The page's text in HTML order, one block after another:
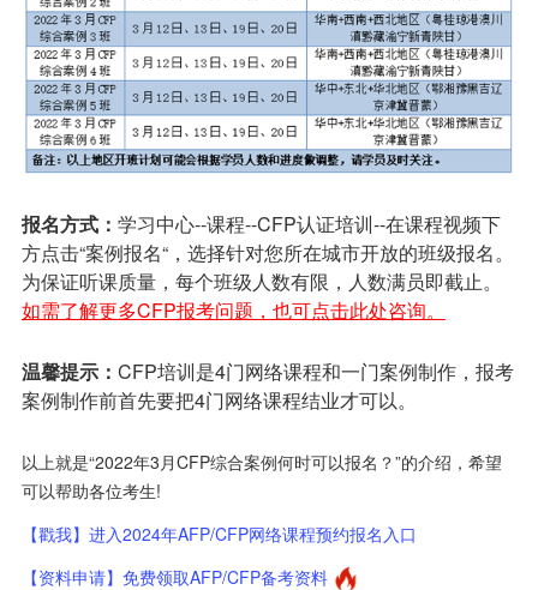
报名方式： 学习中心--课程--CFP认证培训--在课程视频下
方点击“案例报名“，选择针对您所在城市开放的班级报名。
为保证听课质量，每个班级人数有限，人数满员即截止。
如需了解更多CFP报考问题，也可点击此处咨询。
温馨提示： CFP培训是4门网络课程和一门案例制作，报考
案例制作前首先要把4门网络课程结业才可以。
以上就是“2022年3月CFP综合案例何时可以报名？”的介绍，希望
可以帮助各位考生!
【戳我】进入2024年AFP/CFP网络课程预约报名入口
【资料申请】免费领取AFP/CFP备考资料